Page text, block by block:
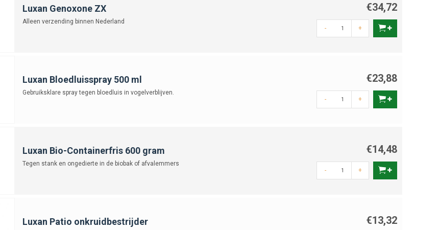
Luxan Genoxone ZX
Alleen verzending binnen Nederland
€34,72
- +
Luxan Bloedluisspray 500 ml
Gebruiksklare spray tegen bloedluis in vogelverblijven.
€23,88
- +
Luxan Bio-Containerfris 600 gram
Tegen stank en ongedierte in de biobak of afvalemmers
€14,48
- +
Luxan Patio onkruidbestrijder €13,32